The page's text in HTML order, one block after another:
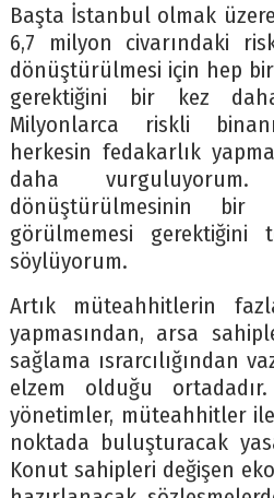
Başta İstanbul olmak
6,7 milyon civarındaki
dönüştürülmesi için hep
gerektiğini bir kez
Milyonlarca riskli
herkesin fedakarlık
daha
dönüştürülmesinin
görülmemesi gerektiğini
söylüyorum.
Artık müteahhitlerin
yapmasından, arsa
sağlama ısrarcılığından
elzem olduğu
yönetimler, müteahhitler
noktada buluşturacak
Konut sahipleri değişen